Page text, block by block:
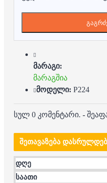
მარაგი:
მარაგშია
მოდელი: P224
სულ 0 კომენტარი. -
ᲨᲔᲗᲐᲕᲐᲖᲔᲑᲐ
დღე
საათი